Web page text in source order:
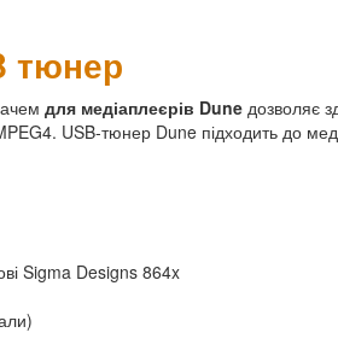
тюнер
для медіаплеєрів Dune дозволяє
USB-тюнер Dune підходить до
Sigma Designs 864x